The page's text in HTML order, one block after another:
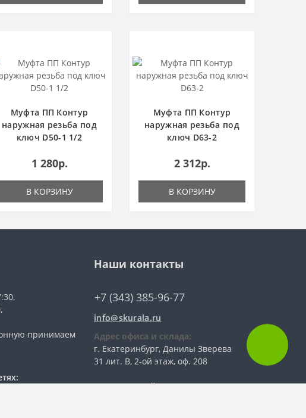
Муфта ПП Контур
наружная резьба под
ключ D50-1 1/2
1 280р.
В КОРЗИНУ
Муфта ПП Контур
наружная резьба под
ключ D63-2
2 312р.
В КОРЗИНУ
принимаем
Наши контакты
+7 (343) 385-96-77
info@skurala.ru
Адрес офиса и склада:
г. Екатеринбург, Данилы Зверева
31 лит. В, 2-ой этаж, оф. 208
ООО Торговый Дом